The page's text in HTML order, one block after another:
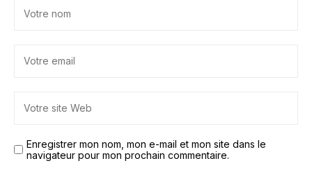
Enregistrer mon nom, mon e-mail et mon site dans le
navigateur pour mon prochain commentaire.